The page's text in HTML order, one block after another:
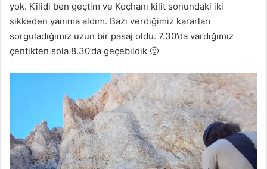
yok. Kilidi ben geçtim ve Koçhanı kilit sonundaki iki
sikkeden yanıma aldım. Bazı verdiğimiz kararları
sorguladığımız uzun bir pasaj oldu. 7.30’da vardığımız
çentikten sola 8.30’da geçebildik 🙂